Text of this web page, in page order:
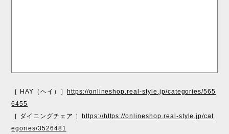
［ HAY（ヘイ）］
https://onlineshop.real-style.jp/categories/565
6455
［ ダイニングチェア ］
https://https://onlineshop.real-style.jp/cat
egories/3526481